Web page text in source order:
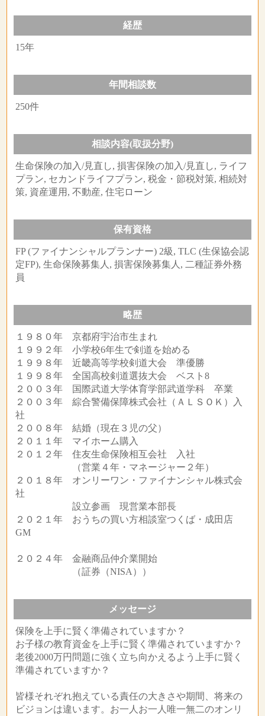
経歴
15年
年間相談数
250件
相談内容(取扱分野)
生命保険の加入/見直し, 損害保険の加入/見直し, ライフ
プラン, セカンドライフプラン, 税金・節税対策, 相続対
策, 資産運用, 不動産, 住宅ローン
保有資格
FP (ファイナンシャルプランナー) 2級, TLC (生保協会認
定FP), 生命保険募集人, 損害保険募集人, 二種証券外務
員
略歴
１９８０年 京都府宇治市生まれ
１９９２年 小学校6年生で剣道を始める
１９９８年 近畿高等学校剣道大会 準優勝
１９９８年 全国高校剣道選抜大会 ベスト8
２００３年 国際武道大学体育学部武道学科 卒業
２００３年 綜合警備保障株式会社（ＡＬＳＯＫ）入
社
２００８年 結婚（現在３児の父）
２０１１年 マイホーム購入
２０１２年 住友生命保険相互会社 入社
（営業４年・マネージャー２年）
２０１８年 オンリーワン・ファイナンシャル株式会
社
設立参画 現営業本部長
２０２１年 おうちの買い方相談室つくば・成田店
GM
２０２４年 金融商品仲介業開始
（証券（NISA））
メッセージ
保険を上手に賢く準備されていますか？
お子様の教育資金を上手に賢く準備されていますか？
老後2000万円問題に強く立ち向かえるよう上手に賢く
準備されていますか？
皆様それぞれ抱えている責任の大きさや期間、将来の
ビジョンは違います。お一人お一人唯一無二のオンリ